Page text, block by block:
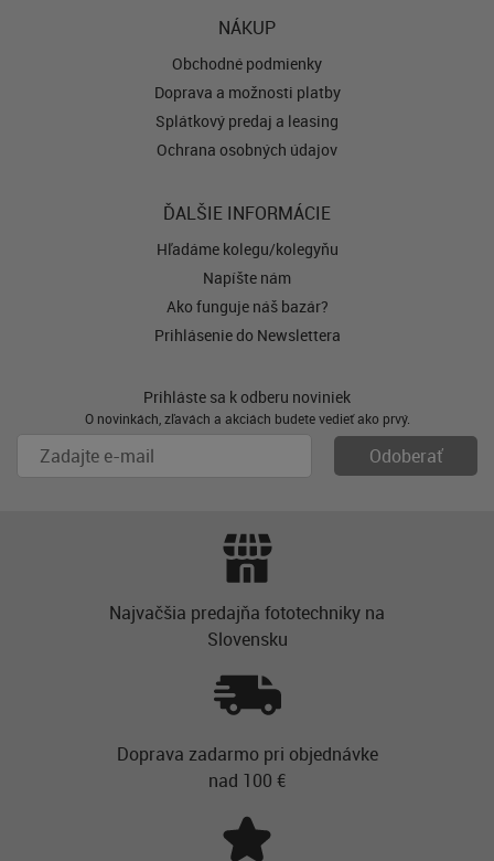
NÁKUP
Obchodné podmienky
Doprava a možnosti platby
Splátkový predaj a leasing
Ochrana osobných údajov
ĎALŠIE INFORMÁCIE
Hľadáme kolegu/kolegyňu
Napíšte nám
Ako funguje náš bazár?
Prihlásenie do Newslettera
Prihláste sa k odberu noviniek
O novinkách, zľavách a akciách budete vedieť ako prvý.
Najvačšia predajňa fototechniky na
Slovensku
Doprava zadarmo pri objednávke
nad 100 €